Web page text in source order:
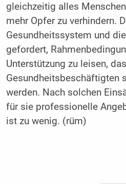
gleichzeitig alles
mehr Opfer zu verhindern.
Gesundheitssystem und
gefordert,
Unterstützung zu leisen,
Gesundheitsbeschäftigten
werden. Nach solchen
für sie professionelle
ist zu wenig. (rüm)